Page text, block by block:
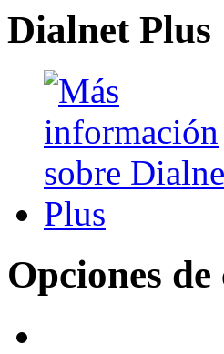
Dialnet Plus
Opciones